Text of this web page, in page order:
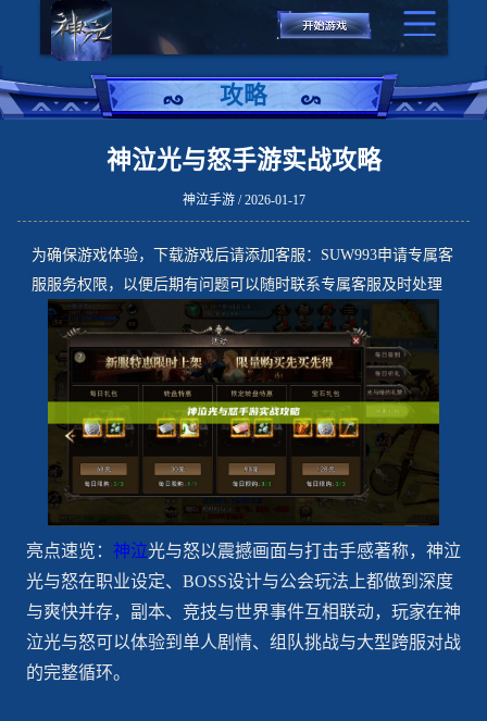
攻略
神泣光与怒手游实战攻略
神泣手游 / 2026-01-17
为确保游戏体验，下载游戏后请添加客服：SUW993申请专属客
服服务权限，以便后期有问题可以随时联系专属客服及时处理
亮点速览： 神泣光与怒以震撼画面与打击手感著称，神泣
光与怒在职业设定、BOSS设计与公会玩法上都做到深度
与爽快并存，副本、竞技与世界事件互相联动，玩家在神
泣光与怒可以体验到单人剧情、组队挑战与大型跨服对战
的完整循环。